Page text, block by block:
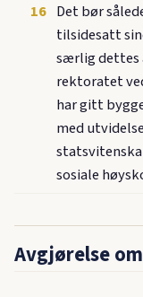
16 Det bør
tilsidesatt
særlig dettes
rektoratet
har gitt
med
sosiale
Avgjørelse